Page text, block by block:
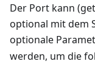
Der Port kann
optional mit dem
optionale
werden, um die